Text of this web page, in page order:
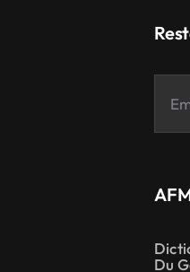
Du